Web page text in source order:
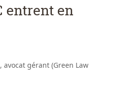
entrent en
avocat gérant (Green Law